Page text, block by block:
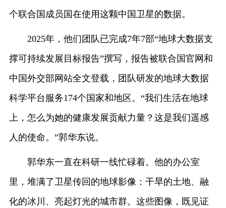
个联合国成员国在使用这颗中国卫星的数据。
2025年，他们团队已完成7年7部“地球大数据支
撑可持续发展目标报告”撰写，报告被联合国官网和
中国外交部网站全文登载，团队研发的地球大数据
科学平台服务174个国家和地区。“我们生活在地球
上，怎么为她的健康发展贡献力量？这是我们遥感
人的使命。”郭华东说。
郭华东一直在科研一线忙碌着。他的办公室
里，堆满了卫星传回的地球影像：干旱的土地、融
化的冰川、亮起灯光的城市群。这些图像，既见证